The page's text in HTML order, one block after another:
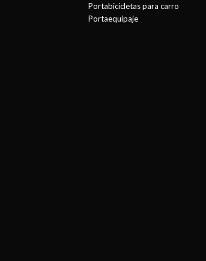
Portabicicletas para carro
Portaequipaje